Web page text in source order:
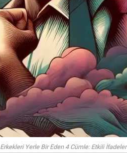
Erkekleri Yerle Bir Eden 4 Cümle: Etkili İfadeler